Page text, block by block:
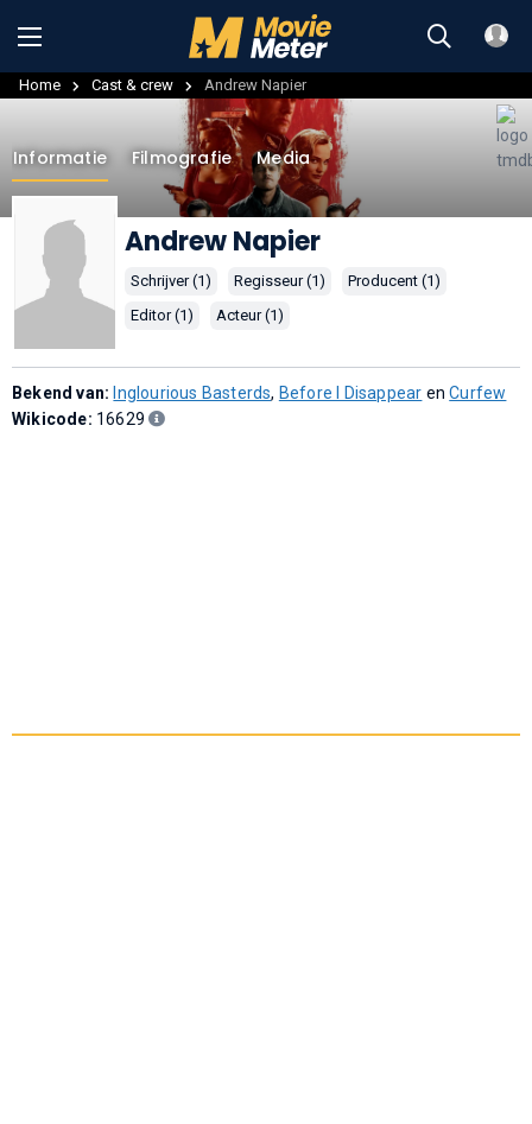
Home Cast & crew Andrew Napier
Informatie Filmografie Media
Andrew Napier
Schrijver (1) Regisseur (1)
Producent (1)
Editor (1)
Acteur (1)
Bekend van: Inglourious Basterds, Before I Disappear enCurfew
Wikicode: 16629